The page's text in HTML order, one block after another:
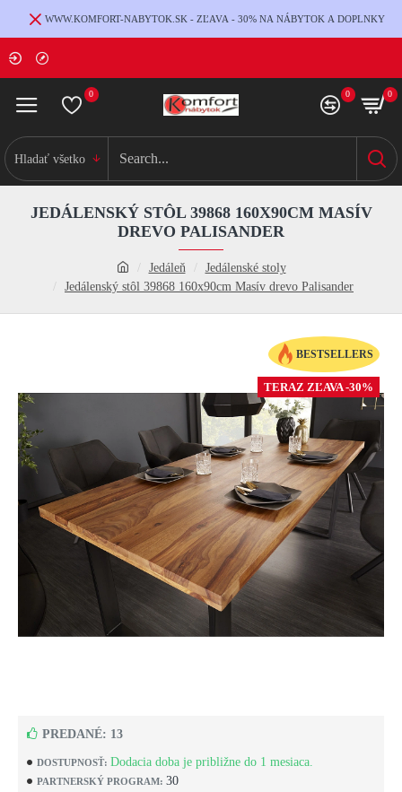
WWW.KOMFORT-NABYTOK.SK - ZĽAVA - 30% NA NÁBYTOK A DOPLNKY
0 0 0
Hladať všetko
Jedáleň
Jedálenské stoly
Jedálenský stôl 39868 160x90cm Masív drevo Palisander
JEDÁLENSKÝ STÔL 39868 160X90CM MASÍV
DREVO PALISANDER
BESTSELLERS
TERAZ ZĽAVA -30%
DOSTUPNOSŤ: Dodacia doba je približne do 1 mesiaca.
PARTNERSKÝ PROGRAM: 30
PREDANÉ: 13